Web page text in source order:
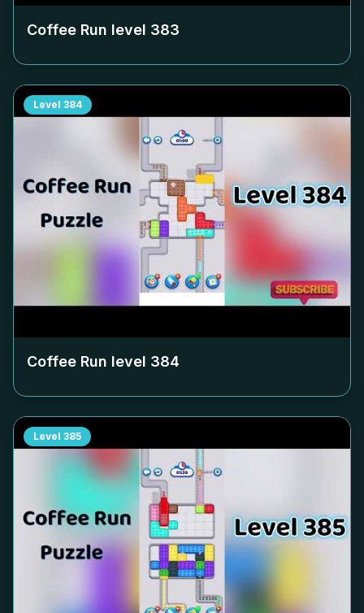
Coffee Run level 383
Level 384
Coffee Run level 384
Level 385